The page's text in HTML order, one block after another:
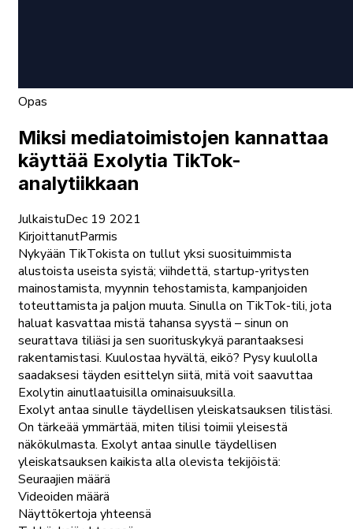
Opas
Miksi mediatoimistojen kannattaa
käyttää Exolytia TikTok-
analytiikkaan
JulkaistuDec 19 2021
KirjoittanutParmis
Nykyään TikTokista on tullut yksi suosituimmista
alustoista useista syistä; viihdettä, startup-yritysten
mainostamista, myynnin tehostamista, kampanjoiden
toteuttamista ja paljon muuta. Sinulla on TikTok-tili, jota
haluat kasvattaa mistä tahansa syystä – sinun on
seurattava tiliäsi ja sen suorituskykyä parantaaksesi
rakentamistasi. Kuulostaa hyvältä, eikö? Pysy kuulolla
saadaksesi täyden esittelyn siitä, mitä voit saavuttaa
Exolytin ainutlaatuisilla ominaisuuksilla.
Exolyt antaa sinulle täydellisen yleiskatsauksen tilistäsi.
On tärkeää ymmärtää, miten tilisi toimii yleisestä
näkökulmasta. Exolyt antaa sinulle täydellisen
yleiskatsauksen kaikista alla olevista tekijöistä:
Seuraajien määrä
Videoiden määrä
Näyttökertoja yhteensä